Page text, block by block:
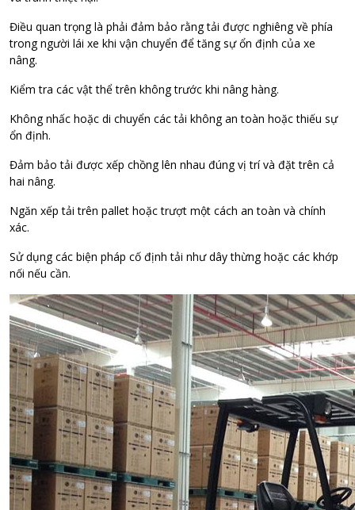
Điều quan trọng là phải đảm bảo rằng tải được nghiêng về phía
trong người lái xe khi vận chuyển để tăng sự ổn định của xe
nâng.
Kiểm tra các vật thể trên không trước khi nâng hàng.
Không nhấc hoặc di chuyển các tải không an toàn hoặc thiếu sự
ổn định.
Đảm bảo tải được xếp chồng lên nhau đúng vị trí và đặt trên cả
hai nâng.
Ngăn xếp tải trên pallet hoặc trượt một cách an toàn và chính
xác.
Sử dụng các biện pháp cố định tải như dây thừng hoặc các khớp
nối nếu cần.